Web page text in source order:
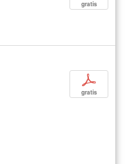
gratis
p
gratis